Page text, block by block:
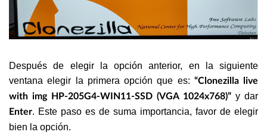
Después de elegir la opción anterior, en la siguiente
ventana elegir la primera opción que es: “Clonezilla live
with img HP-205G4-WIN11-SSD (VGA 1024x768)” y dar
Enter. Este paso es de suma importancia, favor de elegir
bien la opción.